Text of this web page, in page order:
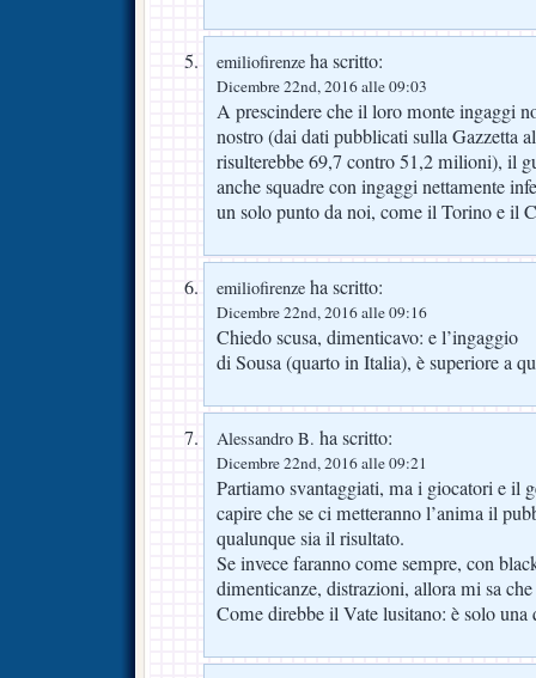
emiliofirenze ha scritto:
Dicembre 22nd, 2016 alle 09:03
A prescindere che il loro monte ingaggi
nostro (dai dati pubblicati sulla Gazzetta
risulterebbe 69,7 contro 51,2 milioni), il
anche squadre con ingaggi nettamente
un solo punto da noi, come il Torino e il
emiliofirenze ha scritto:
Dicembre 22nd, 2016 alle 09:16
Chiedo scusa, dimenticavo: e l’ingaggio
di Sousa (quarto in Italia), è superiore a
Alessandro B. ha scritto:
Dicembre 22nd, 2016 alle 09:21
Partiamo svantaggiati, ma i giocatori e il
capire che se ci metteranno l’anima il
qualunque sia il risultato.
Se invece faranno come sempre, con
dimenticanze, distrazioni, allora mi sa
Come direbbe il Vate lusitano: è solo una